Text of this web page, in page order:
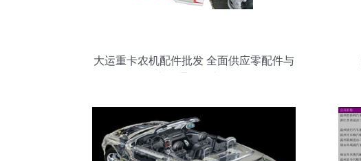
大运重卡农机配件批发 全面供应零配件与